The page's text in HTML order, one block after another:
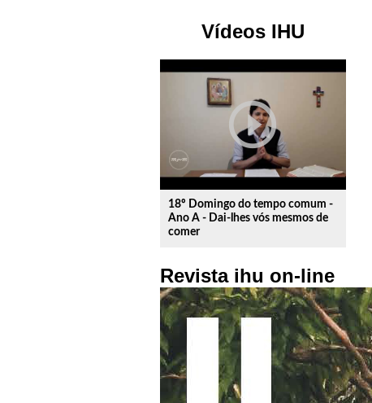
Vídeos IHU
play_circle_outline
18º Domingo do tempo comum -
Ano A - Dai-lhes vós mesmos de
comer
Revista ihu on-line